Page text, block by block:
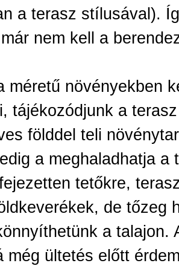
a terasz stílusával).
nem kell a
méretű növényekben
tájékozódjunk a
földdel teli
a meghaladhatja a
tetőkre,
de tőzeg
a talajon.
még ültetés előtt